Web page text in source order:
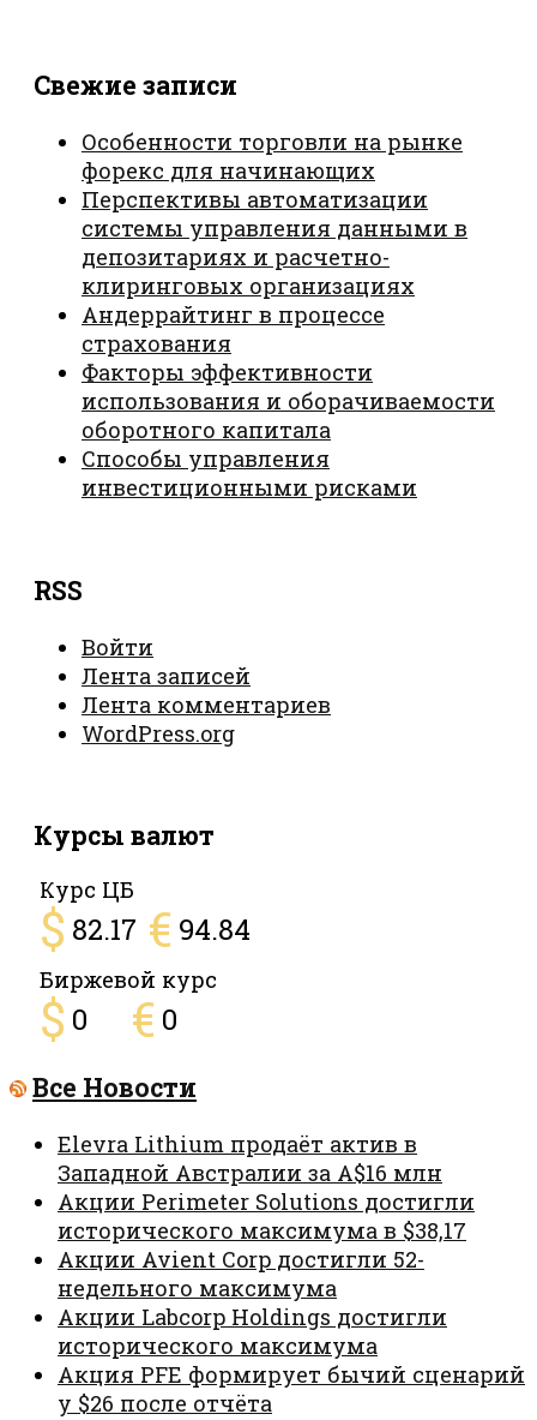
Свежие записи
Особенности торговли на рынке
форекс для начинающих
Перспективы автоматизации
системы управления данными в
депозитариях и расчетно-
клиринговых организациях
Андеррайтинг в процессе
страхования
Факторы эффективности
использования и оборачиваемости
оборотного капитала
Способы управления
инвестиционными рисками
RSS
Войти
Лента записей
Лента комментариев
WordPress.org
Курсы валют
Курс ЦБ
$ 82.17 € 94.84
Биржевой курс
$ 0 € 0
Все Новости
Elevra Lithium продаёт актив в
Западной Австралии за A$16 млн
Акции Perimeter Solutions достигли
исторического максимума в $38,17
Акции Avient Corp достигли 52-
недельного максимума
Акции Labcorp Holdings достигли
исторического максимума
Акция PFE формирует бычий сценарий
у $26 после отчёта